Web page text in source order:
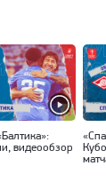
видеообзор